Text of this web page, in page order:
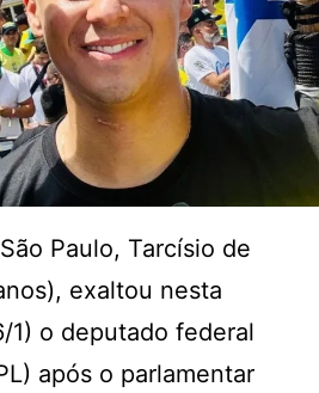
Paulo, Tarcísio de
exaltou nesta
1) o deputado federal
após o parlamentar